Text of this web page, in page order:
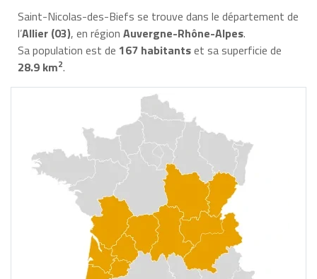
Saint-Nicolas-des-Biefs se trouve dans le département de
l’Allier (03), en région Auvergne-Rhône-Alpes.
Sa population est de 167 habitantset sa superficie de
28.9 km2.